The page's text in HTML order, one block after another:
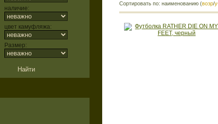
наличие:
цвет камуфляжа:
Размер:
Сортировать по: наименованию (возр/